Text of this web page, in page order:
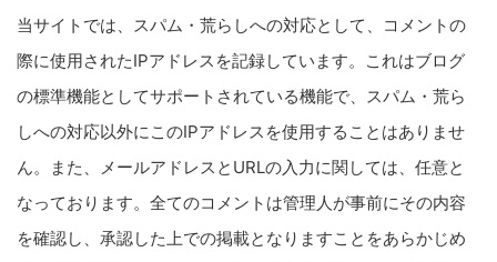
当サイトでは、スパム・荒らしへの対応として、コメントの
際に使用されたIPアドレスを記録しています。これはブログ
の標準機能としてサポートされている機能で、スパム・荒ら
しへの対応以外にこのIPアドレスを使用することはありませ
ん。また、メールアドレスとURLの入力に関しては、任意と
なっております。全てのコメントは管理人が事前にその内容
を確認し、承認した上での掲載となりますことをあらかじめ